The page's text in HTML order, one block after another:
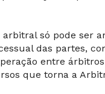
só pode ser
das partes,
entre
que torna a